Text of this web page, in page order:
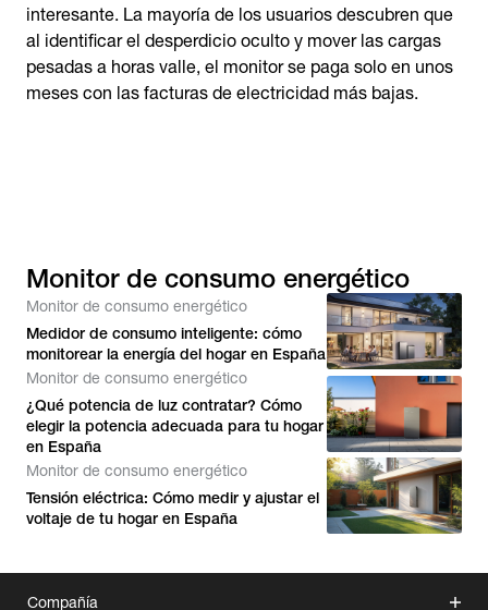
interesante. La mayoría de los usuarios descubren que
al identificar el desperdicio oculto y mover las cargas
pesadas a horas valle, el monitor se paga solo en unos
meses con las facturas de electricidad más bajas.
Monitor de consumo energético
Monitor de consumo energético
Medidor de consumo inteligente: cómo
monitorear la energía del hogar en España
Monitor de consumo energético
¿Qué potencia de luz contratar? Cómo
elegir la potencia adecuada para tu hogar
en España
Monitor de consumo energético
Tensión eléctrica: Cómo medir y ajustar el
voltaje de tu hogar en España
Compañía